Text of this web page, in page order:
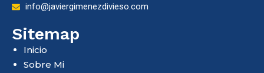
info@javiergimenezdivieso.com
Sitemap
Inicio
Sobre Mi